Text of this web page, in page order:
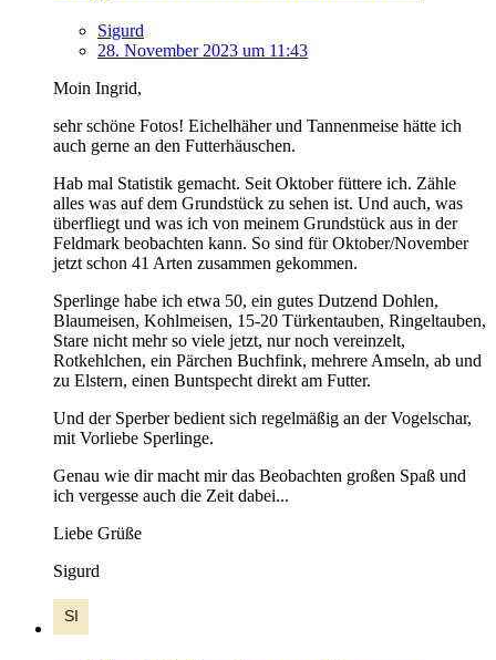
Sigurd
28. November 2023 um 11:43
Moin Ingrid,
sehr schöne Fotos! Eichelhäher und Tannenmeise hätte ich
auch gerne an den Futterhäuschen.
Hab mal Statistik gemacht. Seit Oktober füttere ich. Zähle
alles was auf dem Grundstück zu sehen ist. Und auch, was
überfliegt und was ich von meinem Grundstück aus in der
Feldmark beobachten kann. So sind für Oktober/November
jetzt schon 41 Arten zusammen gekommen.
Sperlinge habe ich etwa 50, ein gutes Dutzend Dohlen,
Blaumeisen, Kohlmeisen, 15-20 Türkentauben, Ringeltauben,
Stare nicht mehr so viele jetzt, nur noch vereinzelt,
Rotkehlchen, ein Pärchen Buchfink, mehrere Amseln, ab und
zu Elstern, einen Buntspecht direkt am Futter.
Und der Sperber bedient sich regelmäßig an der Vogelschar,
mit Vorliebe Sperlinge.
Genau wie dir macht mir das Beobachten großen Spaß und
ich vergesse auch die Zeit dabei...
Liebe Grüße
Sigurd